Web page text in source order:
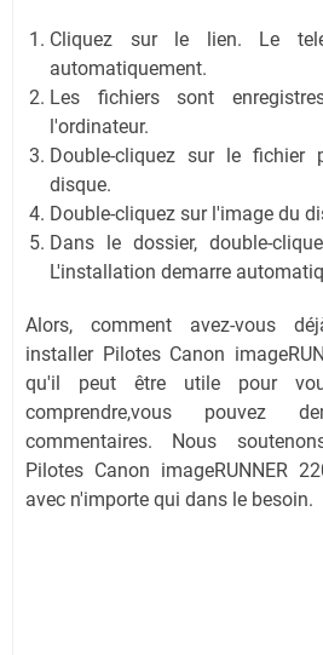
Cliquez sur le lien. Le
automatiquement.
Les fichiers sont
l'ordinateur.
Double-cliquez sur le fichier
disque.
Double-cliquez sur l'image du
Dans le dossier, double-
L'installation demarre
Alors, comment avez-vous
installer Pilotes Canon
qu'il peut être utile pour
comprendre,vous pouvez
commentaires. Nous
Pilotes Canon imageRUNNER
avec n'importe qui dans le besoin.